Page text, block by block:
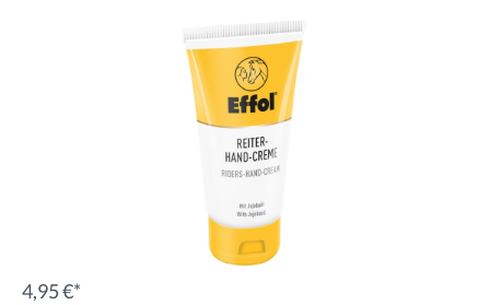
4,95 €*